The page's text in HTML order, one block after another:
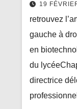
19
retrouvez
gauche à
en
du
directrice